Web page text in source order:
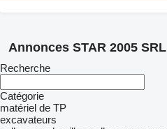
Annonces STAR 2005 SRL
Recherche
Catégorie
matériel de TP
excavateurs